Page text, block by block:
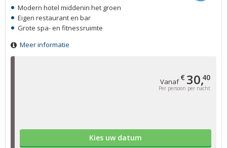
Vanaf€ 30,40
Per persoon per nacht
Kies uw datum
Modern hotel middenin het groen
Eigen restaurant en bar
Grote spa- en fitnessruimte
Meer informatie